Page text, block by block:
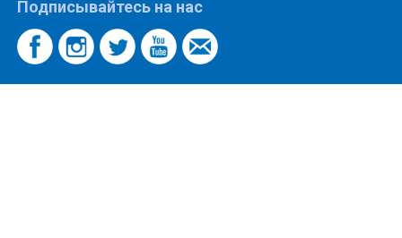
Подписывайтесь на нас